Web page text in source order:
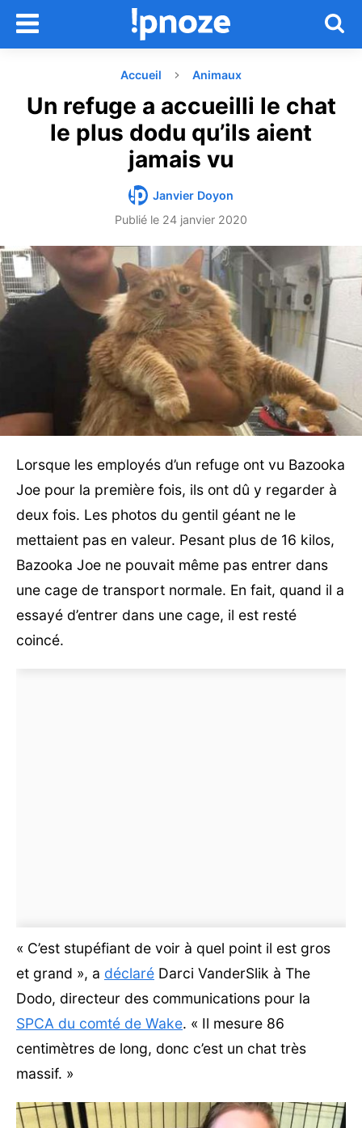
Accueil Animaux
Un refuge a accueilli le chat
le plus dodu qu’ils aient
jamais vu
Janvier Doyon
Publié le 24 janvier 2020
Lorsque les employés d’un refuge ont vu Bazooka
Joe pour la première fois, ils ont dû y regarder à
deux fois. Les photos du gentil géant ne le
mettaient pas en valeur. Pesant plus de 16 kilos,
Bazooka Joe ne pouvait même pas entrer dans
une cage de transport normale. En fait, quand il a
essayé d’entrer dans une cage, il est resté
coincé.
« C’est stupéfiant de voir à quel point il est gros
et grand », a déclaré Darci VanderSlik à The
Dodo, directeur des communications pour la
SPCA du comté de Wake. « Il mesure 86
centimètres de long, donc c’est un chat très
massif. »